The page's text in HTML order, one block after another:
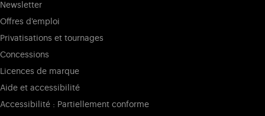
Newsletter
Offres d'emploi
Privatisations et tournages
Concessions
Licences de marque
Aide et accessibilité
Accessibilité : Partiellement conforme